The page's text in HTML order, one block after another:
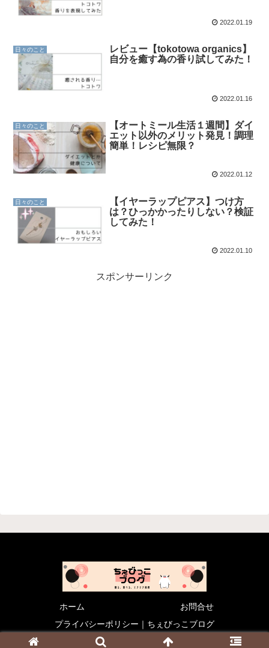
2022.01.19
日々のこと
レビュー【tokotowa organics】
自分を癒す為の香り試してみた！
2022.01.16
日々のこと
【オートミール生活１週間】ダイ
エット以外のメリット発見！調理
簡単！レシピ無限？
2022.01.12
日々のこと
【イヤーラップピアス】つけ方
は？ひっかかったりしない？検証
してみた！
2022.01.10
スポンサーリンク
ホーム
お問合せ
プライバシーポリシー｜ちぇびっこブログ
© 2021 ちぇびっこブログ .